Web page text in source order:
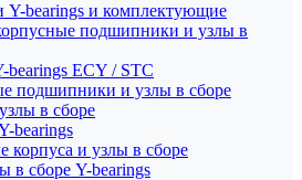
bearings и комплектующие
подшипники и узлы в
ECY / STC
подшипники и узлы в сборе
в сборе
bearings
и узлы в сборе
в сборе Y-bearings